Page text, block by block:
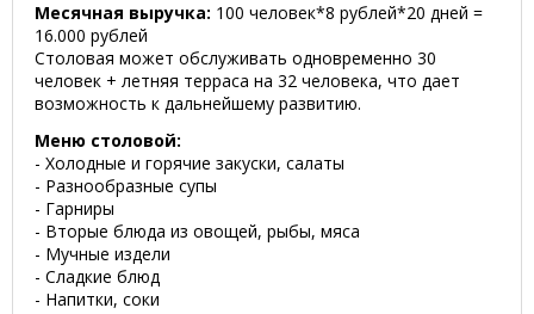
Месячная выручка: 100 человек*8 рублей*20 дней =
16.000 рублей
Столовая может обслуживать одновременно 30
человек + летняя терраса на 32 человека, что дает
возможность к дальнейшему развитию.
Меню столовой:
- Холодные и горячие закуски, салаты
- Разнообразные супы
- Гарниры
- Вторые блюда из овощей, рыбы, мяса
- Мучные издели
- Сладкие блюд
- Напитки, соки